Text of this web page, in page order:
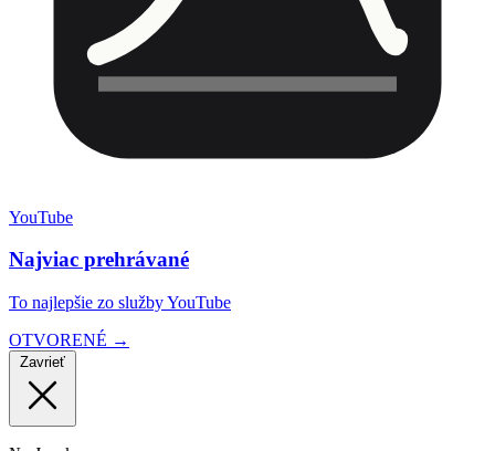
YouTube
Najviac prehrávané
To najlepšie zo služby YouTube
OTVORENÉ →
Zavrieť